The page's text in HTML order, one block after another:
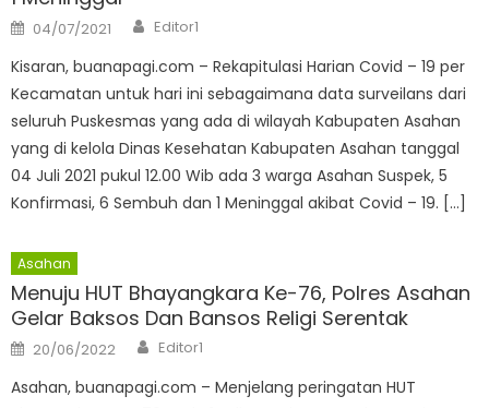
Posted
on
04/07/2021 Author
Editor1
Kisaran, buanapagi.com – Rekapitulasi Harian Covid – 19 per
Kecamatan untuk hari ini sebagaimana data surveilans dari
seluruh Puskesmas yang ada di wilayah Kabupaten Asahan
yang di kelola Dinas Kesehatan Kabupaten Asahan tanggal
04 Juli 2021 pukul 12.00 Wib ada 3 warga Asahan Suspek, 5
Konfirmasi, 6 Sembuh dan 1 Meninggal akibat Covid – 19. […]
Asahan
Menuju HUT Bhayangkara Ke-76, Polres Asahan
Gelar Baksos Dan Bansos Religi Serentak
Posted
on
20/06/2022 Author
Editor1
Asahan, buanapagi.com – Menjelang peringatan HUT